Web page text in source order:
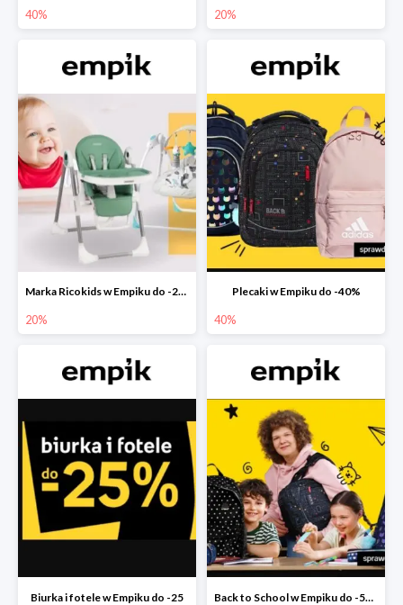
40% 20%
Marka Ricokids w Empiku do -20%
20%
Plecaki w Empiku do -40%
40%
Biurka i fotele w Empiku do -25 Back to School w Empiku do -50%